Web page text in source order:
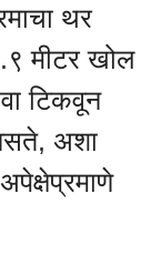
थर
मीटर खोल
टिकवून
नसते, अशा